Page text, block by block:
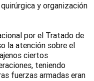
y organización
por el Tratado de
la atención sobre el
ciertos
teniendo
fuerzas armadas eran